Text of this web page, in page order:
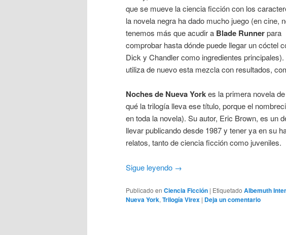
que se mueve la ciencia ficción con los
la novela negra ha dado mucho juego (en cine,
tenemos más que acudir a Blade Runnerpara
comprobar hasta dónde puede llegar un cóctel
Dick y Chandler como ingredientes principales).
utiliza de nuevo esta mezcla con resultados,
Noches de Nueva Yorkes la primera novela
qué la trilogía lleva ese título, porque el
en toda la novela). Su autor, Eric Brown, es un
llevar publicando desde 1987 y tener ya en su
relatos, tanto de ciencia ficción como juveniles.
Sigue leyendo →
Publicado en Ciencia Ficción | Etiquetado Albemuth
Nueva York, Trilogía Virex | Deja un comentario